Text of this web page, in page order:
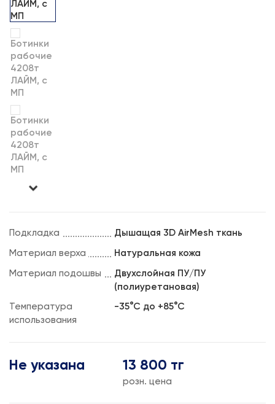
Подкладка Дышащая 3D AirMesh ткань
Материал верха Натуральная кожа
Материал подошвы
Двухслойная ПУ/ПУ
(полиуретановая)
Температура
использования
-35°С до +85°С
Не указана 13 800 тг
розн. цена